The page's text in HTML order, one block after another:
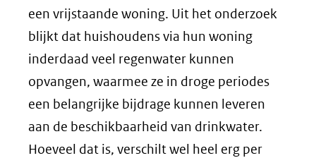
een vrijstaande woning. Uit het onderzoek
blijkt dat huishoudens via hun woning
inderdaad veel regenwater kunnen
opvangen, waarmee ze in droge periodes
een belangrijke bijdrage kunnen leveren
aan de beschikbaarheid van drinkwater.
Hoeveel dat is, verschilt wel heel erg per